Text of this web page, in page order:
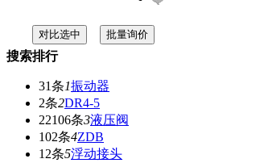
搜索排行
31条1振动器
2条2DR4-5
22106条3液压阀
102条4ZDB
12条5浮动接头